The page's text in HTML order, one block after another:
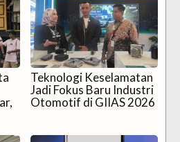
Teknologi Keselamatan
Jadi Fokus Baru Industri
Otomotif di GIIAS 2026